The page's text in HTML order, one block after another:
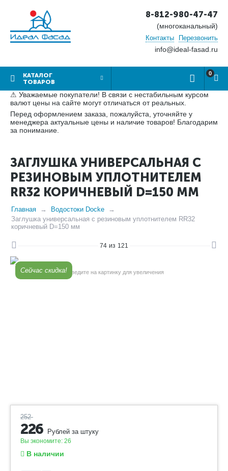
8-812-980-47-47
(многоканальный)
Контакты Перезвонить
info@ideal-fasad.ru
КАТАЛОГ
ТОВАРОВ
0
⚠ Уважаемые покупатели! В связи с нестабильным курсом
валют цены на сайте могут отличаться от реальных.
Перед оформлением заказа, пожалуйста, уточняйте у
менеджера актуальные цены и наличие товаров! Благодарим
за понимание.
ЗАГЛУШКА УНИВЕРСАЛЬНАЯ С
РЕЗИНОВЫМ УПЛОТНИТЕЛЕМ
RR32 КОРИЧНЕВЫЙ D=150 ММ
Главная
Водостоки Docke
Заглушка универсальная с резиновым уплотнителем RR32
коричневый D=150 мм
74 из 121
Сейчас скидка!Наведите на картинку для увеличения
252
226 Рублей за штуку
Вы экономите: 26
В наличии